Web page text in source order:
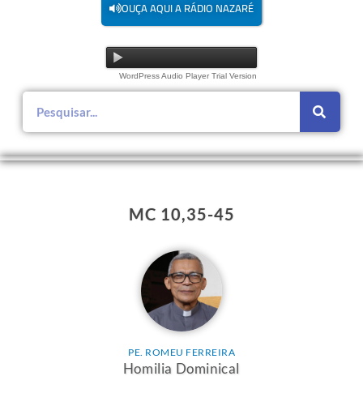
OUÇA AQUI A RÁDIO NAZARÉ
WordPress Audio Player Trial Version
MC 10,35-45
PE. ROMEU FERREIRA
Homilia Dominical